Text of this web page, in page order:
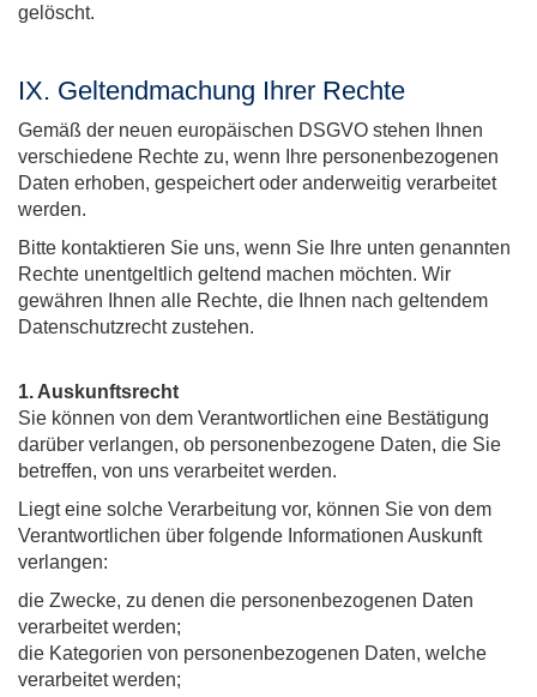
gelöscht.
IX. Geltendmachung Ihrer Rechte
Gemäß der neuen europäischen DSGVO stehen Ihnen
verschiedene Rechte zu, wenn Ihre personenbezogenen
Daten erhoben, gespeichert oder anderweitig verarbeitet
werden.
Bitte kontaktieren Sie uns, wenn Sie Ihre unten genannten
Rechte unentgeltlich geltend machen möchten. Wir
gewähren Ihnen alle Rechte, die Ihnen nach geltendem
Datenschutzrecht zustehen.
1. Auskunftsrecht
Sie können von dem Verantwortlichen eine Bestätigung
darüber verlangen, ob personenbezogene Daten, die Sie
betreffen, von uns verarbeitet werden.
Liegt eine solche Verarbeitung vor, können Sie von dem
Verantwortlichen über folgende Informationen Auskunft
verlangen:
die Zwecke, zu denen die personenbezogenen Daten
verarbeitet werden;
die Kategorien von personenbezogenen Daten, welche
verarbeitet werden;